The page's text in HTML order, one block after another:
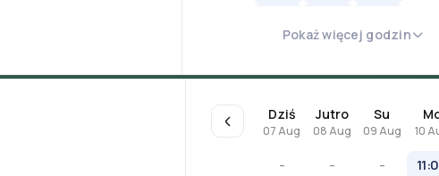
Pokaż więcej godzin
Dziś
07 Aug
-
Jutro
08 Aug
-
Su
09 Aug
-
10